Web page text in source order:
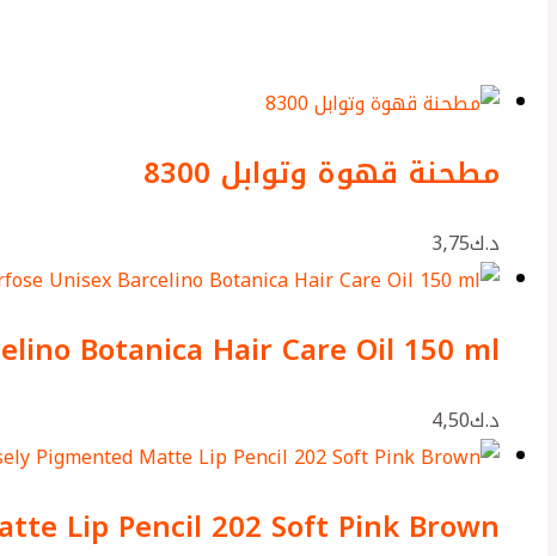
مطحنة قهوة وتوابل 8300
د.ك3٫75
Botanica Hair Care Oil 150 ml
د.ك4٫50
Lip Pencil 202 Soft Pink Brown